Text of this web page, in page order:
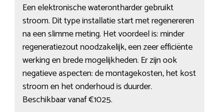
Een elektronische waterontharder gebruikt
stroom. Dit type installatie start met regenereren
na een slimme meting. Het voordeel is: minder
regeneratiezout noodzakelijk, een zeer efficiënte
werking en brede mogelijkheden. Er zijn ook
negatieve aspecten: de montagekosten, het kost
stroom en het onderhoud is duurder.
Beschikbaar vanaf €1025.